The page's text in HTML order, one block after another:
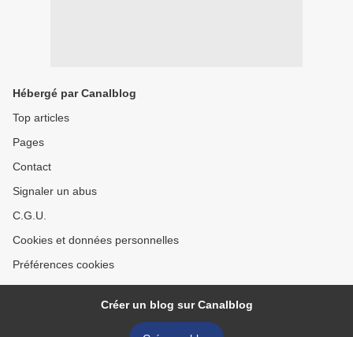
Hébergé par Canalblog
Top articles
Pages
Contact
Signaler un abus
C.G.U.
Cookies et données personnelles
Préférences cookies
Créer un blog sur Canalblog